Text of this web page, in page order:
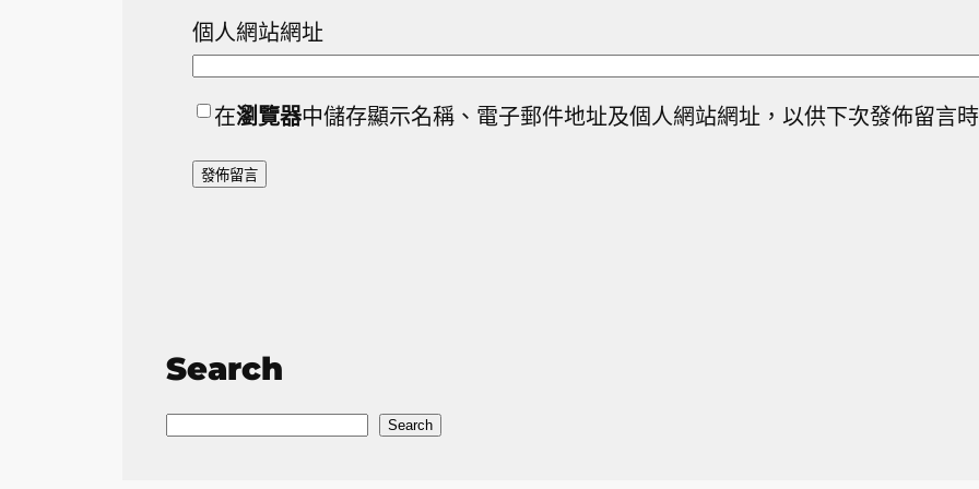
個人網站網址
在瀏覽器中儲存顯示名稱、電子郵件地址及個人網站網址，以供下次發佈留言
Search
S
Search